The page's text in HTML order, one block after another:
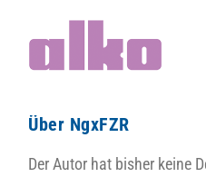
Inhalt
springen
Über NgxFZR
Der Autor hat bisher keine